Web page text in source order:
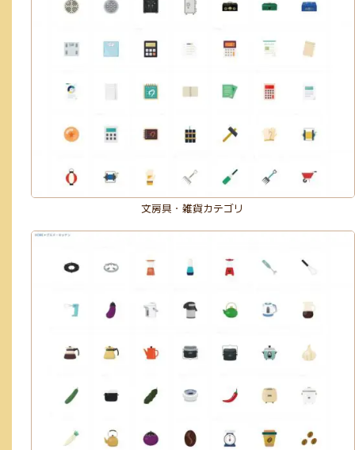
文房具・雑貨カテゴリ